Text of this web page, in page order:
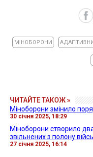
МІНОБОРОНИ
ЧИТАЙТЕ ТАКОЖ »
Міноборони змінило
30 січня 2025, 18:29
Міноборони створило
звільнених з полону
27 січня 2025, 16:14